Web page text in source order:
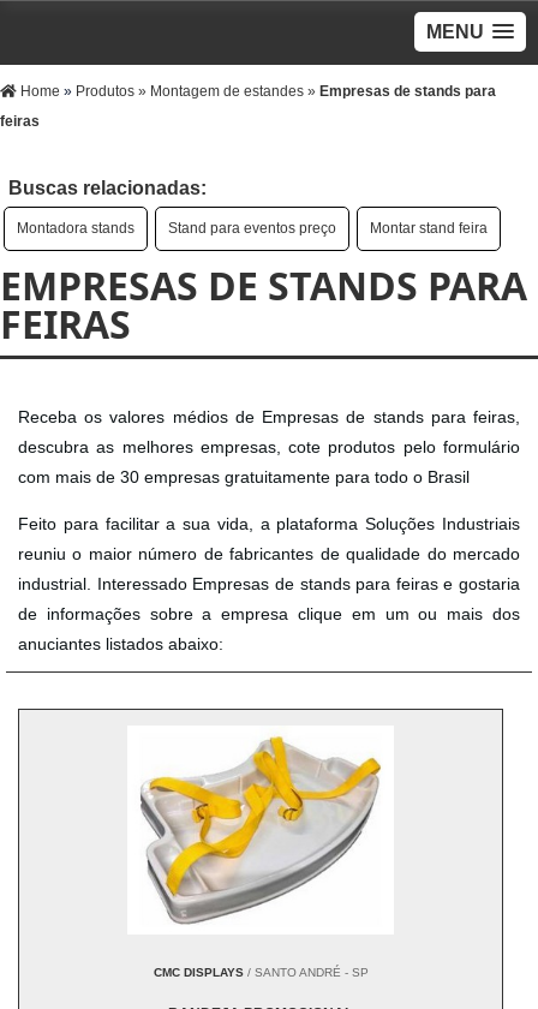
MENU
Home » Produtos » Montagem de estandes » Empresas de stands para
feiras
Buscas relacionadas:
Montadora stands Stand para eventos preço Montar stand feira
EMPRESAS DE STANDS PARA
FEIRAS
Receba os valores médios de Empresas de stands para feiras,
descubra as melhores empresas, cote produtos pelo formulário
com mais de 30 empresas gratuitamente para todo o Brasil
Feito para facilitar a sua vida, a plataforma Soluções Industriais
reuniu o maior número de fabricantes de qualidade do mercado
industrial. Interessado Empresas de stands para feiras e gostaria
de informações sobre a empresa clique em um ou mais dos
anuciantes listados abaixo:
CMC DISPLAYS/ SANTO ANDRÉ - SP